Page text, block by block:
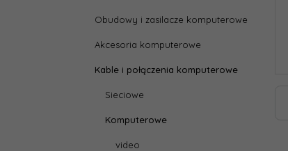
Obudowy i zasilacze komputerowe
Akcesoria komputerowe
Kable i połączenia komputerowe
Sieciowe
Komputerowe
video